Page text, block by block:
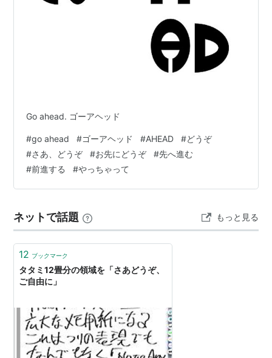
Go ahead. ゴーアヘッド
#go ahead #ゴーアヘッド #AHEAD #どうぞ
#さあ、どうぞ #お先にどうぞ #先へ進む
#前進する #やっちゃって
ネットで話題 もっと見る
12 ブックマーク
タタミ12畳分の領域を「さあどうぞ、
ご自由に」